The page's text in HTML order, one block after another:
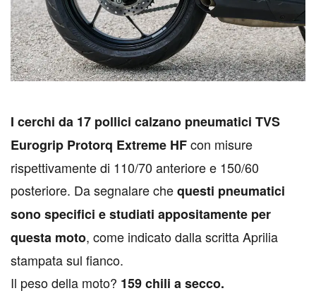
I cerchi da 17 pollici calzano pneumatici TVS
Eurogrip Protorq Extreme HFcon misure
rispettivamente di 110/70 anteriore e 150/60
posteriore. Da segnalare chequesti pneumatici
sono specifici e studiati appositamente per
questa moto, come indicato dalla scritta Aprilia
stampata sul fianco.
Il peso della moto? 159 chili a secco.